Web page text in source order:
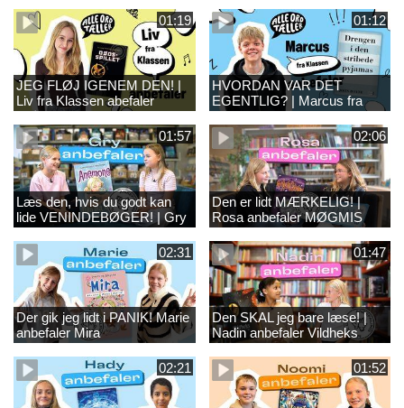
LILLE BAGERI PÅ
STRANDPROMENADEN
SOMMER ALTING
ÆNDREDE SIG
01:19
JEG FLØJ IGENEM DEN! |
Liv fra Klassen abefaler
DØDSSPILLET
01:12
HVORDAN VAR DET
EGENTLIG? | Marcus fra
Klassen anbefaler
DRENGEN I DEN
STRIBEDE PYJAMAS
01:57
Læs den, hvis du godt kan
lide VENINDEBØGER! | Gry
anbefaler ANEMONE
02:06
Den er lidt MÆRKELIG! |
Rosa anbefaler MØGMIS
02:31
Der gik jeg lidt i PANIK! Marie
anbefaler Mira
01:47
Den SKAL jeg bare læse! |
Nadin anbefaler Vildheks
02:21 01:52